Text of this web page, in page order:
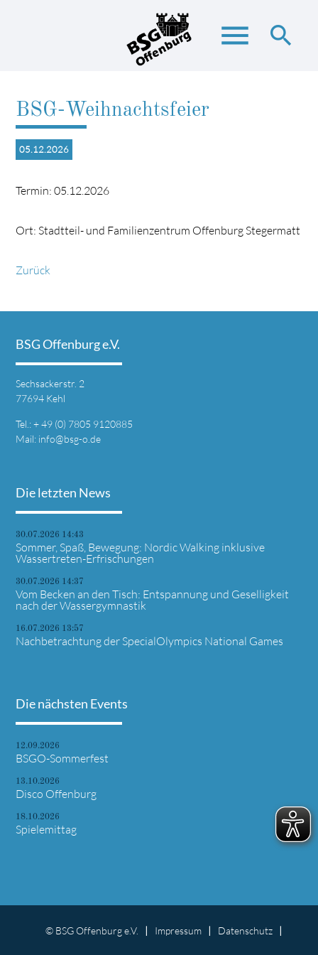
menu search
Suchbegriffe
BSG-Weihnachtsfeier
05.12.2026
Termin: 05.12.2026
Ort: Stadtteil- und Familienzentrum Offenburg Stegermatt
Zurück
BSG Offenburg e.V.
Sechsackerstr. 2
77694 Kehl
Tel.: + 49 (0) 7805 9120885
Mail: info@bsg-o.de
Die letzten News
30.07.2026 14:43
Sommer, Spaß, Bewegung: Nordic Walking inklusive
Wassertreten-Erfrischungen
30.07.2026 14:37
Vom Becken an den Tisch: Entspannung und Geselligkeit
nach der Wassergymnastik
16.07.2026 13:57
Nachbetrachtung der SpecialOlympics National Games
Die nächsten Events
12.09.2026
BSGO-Sommerfest
13.10.2026
Disco Offenburg
18.10.2026
Spielemittag
© BSG Offenburg e.V. Impressum Datenschutz